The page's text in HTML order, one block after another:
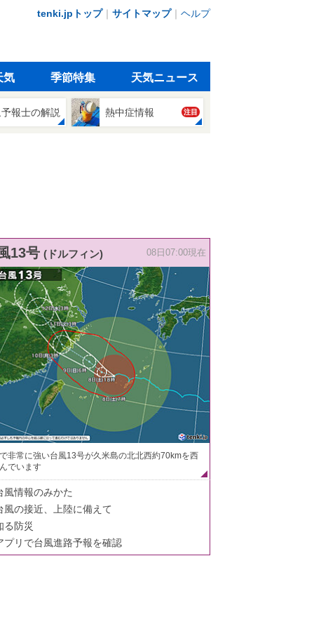
tenki.jpトップ｜ サイトマップ｜ ヘルプ
気 季節特集 天気ニュース
報士の解説 熱中症情報 注目
13号 (ドルフィン) 08日07:00現在
非常に強い台風13号が久米島の北北西約70kmを西
でいます
風情報のみかた
風の接近、上陸に備えて
る防災
プリで台風進路予報を確認